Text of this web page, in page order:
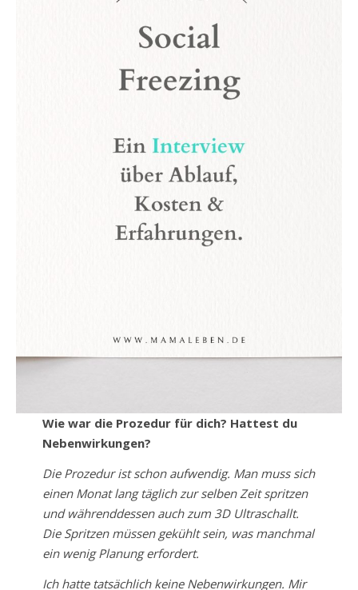
Wie war die Prozedur für dich? Hattest du
Nebenwirkungen?
Die Prozedur ist schon aufwendig. Man muss sich
einen Monat lang täglich zur selben Zeit spritzen
und währenddessen auch zum 3D Ultraschallt.
Die Spritzen müssen gekühlt sein, was manchmal
ein wenig Planung erfordert.
Ich hatte tatsächlich keine Nebenwirkungen. Mir